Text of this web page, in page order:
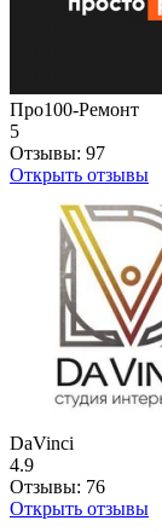
Про100-Ремонт
5
Отзывы: 97
Открыть отзывы
DaVinci
4.9
Отзывы: 76
Открыть отзывы